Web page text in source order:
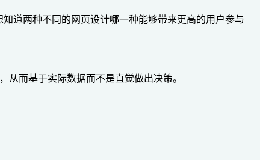
道两种不同的网页设计哪一种能够带来更高的用户参与
而基于实际数据而不是直觉做出决策。